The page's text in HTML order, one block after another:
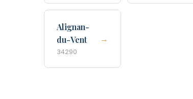
Alignan-
du-Vent
34290
→